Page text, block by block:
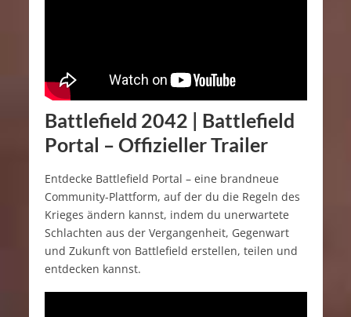
Battlefield 2042 | Battlefield
Portal – Offizieller Trailer
Entdecke Battlefield Portal – eine brandneue
Community-Plattform, auf der du die Regeln des
Krieges ändern kannst, indem du unerwartete
Schlachten aus der Vergangenheit, Gegenwart
und Zukunft von Battlefield erstellen, teilen und
entdecken kannst.